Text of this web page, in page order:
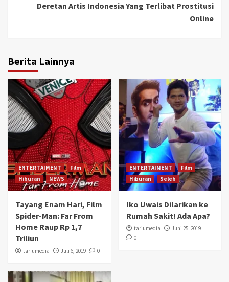
Deretan Artis Indonesia Yang Terlibat Prostitusi
Online
Berita Lainnya
ENTERTAIMENT
Film
Hiburan
NEWS
Tayang Enam Hari, Film
Spider-Man: Far From
Home Raup Rp 1,7
Triliun
tariumedia Juli 6, 2019 0
ENTERTAIMENT
Film
Hiburan
Seleb
Iko Uwais Dilarikan ke
Rumah Sakit! Ada Apa?
tariumedia
Juni 25, 2019
0